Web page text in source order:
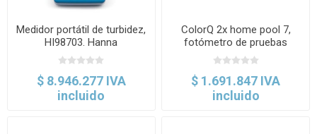
Medidor portátil de turbidez,
HI98703. Hanna
$ 8.946.277 IVA
incluido
ColorQ 2x home pool 7,
fotómetro de pruebas
múltiples in situ. LaMotte
$ 1.691.847 IVA
incluido